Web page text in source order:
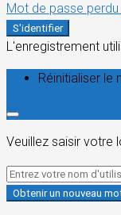
Mot de passe perdu
S'identifier
L'enregistrement
Réinitialiser le
Veuillez saisir votre
Obtenir un nouveau